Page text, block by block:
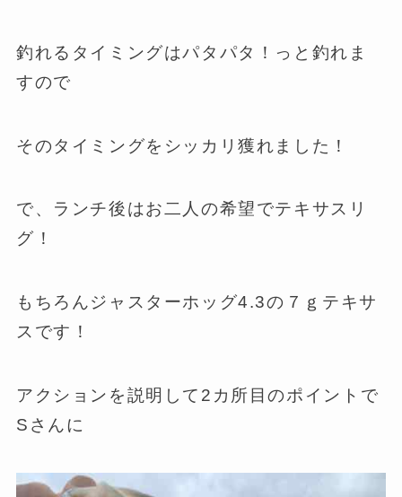
釣れるタイミングはパタパタ！っと釣れま
すので
そのタイミングをシッカリ獲れました！
で、ランチ後はお二人の希望でテキサスリ
グ！
もちろんジャスターホッグ4.3の７ｇテキサ
スです！
アクションを説明して2カ所目のポイントで
Sさんに